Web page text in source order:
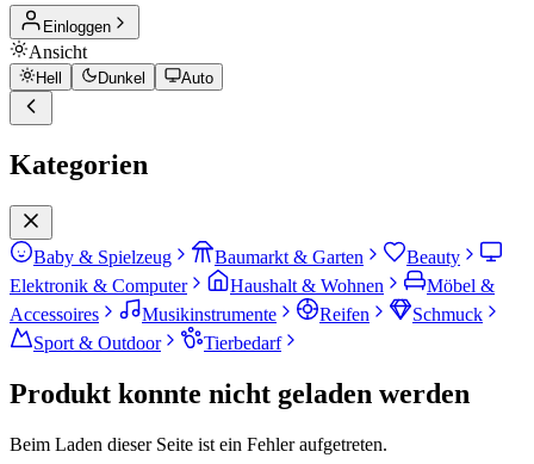
Einloggen
Ansicht
Hell Dunkel Auto
Kategorien
Baby & Spielzeug Baumarkt & Garten
Beauty
Elektronik & Computer
Haushalt & Wohnen
Möbel &
Accessoires
Musikinstrumente Reifen
Schmuck
Sport & Outdoor
Tierbedarf
Produkt konnte nicht geladen werden
Beim Laden dieser Seite ist ein Fehler aufgetreten.